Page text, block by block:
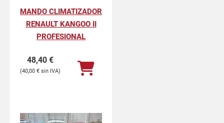
MANDO CLIMATIZADOR
RENAULT KANGOO II
PROFESIONAL
48,40 €
40,00 €